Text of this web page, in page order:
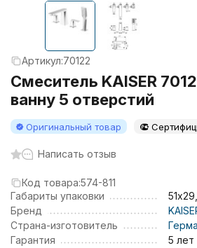
Артикул:70122
Смеситель KAISER
ванну 5 отверстий
Оригинальный товар
Написать отзыв
Код товара:574-811
Габариты упаковки
Бренд
Страна-изготовитель
Гарантия
5 лет